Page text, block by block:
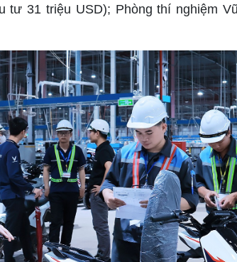
tư 31 triệu USD); Phòng thí nghiệm